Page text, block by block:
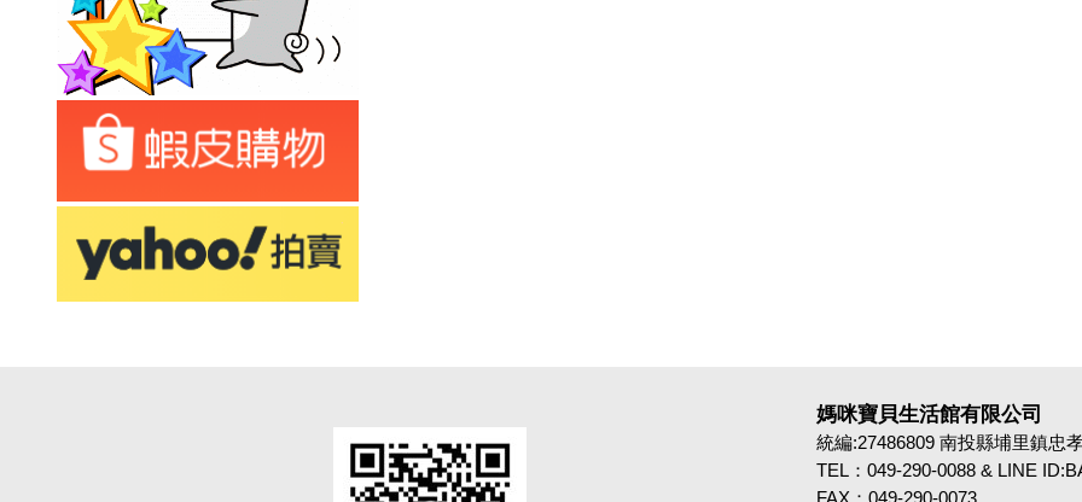
媽咪寶貝生活館有限公司
統編:27486809 南投縣埔里鎮忠
TEL：049-290-0088 & LINE
FAX：049-290-0073